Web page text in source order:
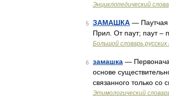
Энциклопедический
5 ЗАМАШКА — Паутчая
Прил. От паут; паут –
Большой словарь русских
6 замашка —
основе
связанного только со
Этимологический